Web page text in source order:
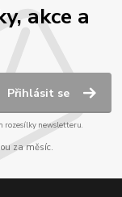
akce a
Přihlásit se
rozesílky newsletteru.
za měsíc.